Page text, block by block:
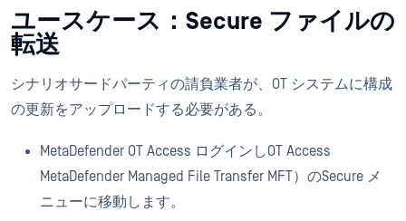
ユースケース：Secure ファイルの
転送
シナリオサードパーティの請負業者が、OT システムに構成
の更新をアップロードする必要がある。
MetaDefender OT Access ログインしOT Access
MetaDefender Managed File Transfer MFT）のSecure メ
ニューに移動します。